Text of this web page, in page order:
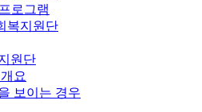
로그램
복지원단
원단
요
보이는 경우